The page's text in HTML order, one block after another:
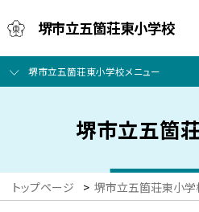
堺市立五箇荘東小学校
堺市立五箇荘東小学校メニュー
堺市立五箇
トップページ > 堺市立五箇荘東小学